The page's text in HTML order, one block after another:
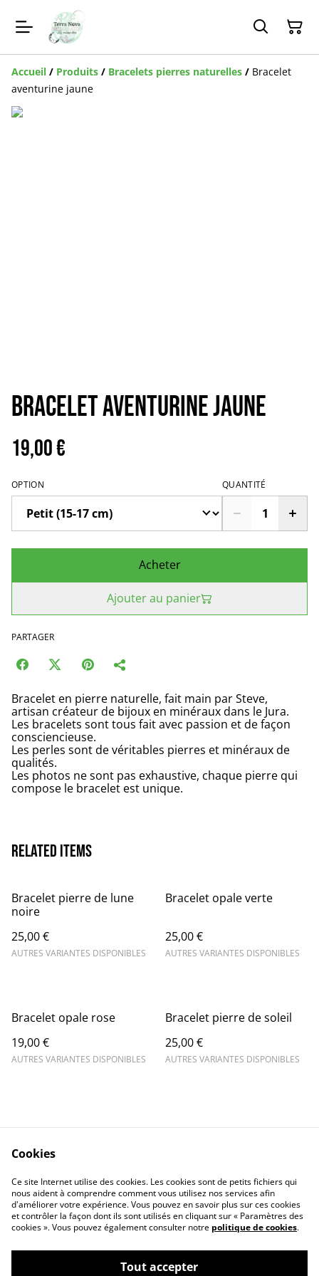
Accueil / Produits / Bracelets pierres naturelles / Bracelet
aventurine jaune
Bracelet aventurine jaune
19,00 €
OPTION QUANTITÉ
Acheter
Ajouter au panier
PARTAGER
Bracelet en pierre naturelle, fait main par Steve,
artisan créateur de bijoux en minéraux dans le Jura.
Les bracelets sont tous fait avec passion et de façon
consciencieuse.
Les perles sont de véritables pierres et minéraux de
qualités.
Les photos ne sont pas exhaustive, chaque pierre qui
compose le bracelet est unique.
Related items
Bracelet pierre de lune
noire
25,00 €
AUTRES VARIANTES DISPONIBLES
Bracelet opale verte
25,00 €
AUTRES VARIANTES DISPONIBLES
Bracelet opale rose
19,00 €
AUTRES VARIANTES DISPONIBLES
Bracelet pierre de soleil
25,00 €
AUTRES VARIANTES DISPONIBLES
Contact Us
Legal Terms
Privacy Policy
Cookie Policy
Cookies
Ce site Internet utilise des cookies. Les cookies sont de petits fichiers qui
nous aident à comprendre comment vous utilisez nos services afin
d'améliorer votre expérience. Vous pouvez en savoir plus sur ces cookies
et contrôler la façon dont ils sont utilisés en cliquant sur « Paramètres des
cookies ». Vous pouvez également consulter notre politique de cookies.
Tout accepter